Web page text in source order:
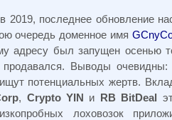
в 2019, последнее обновление
очередь доменное имя
адресу был запущен осенью
Выводы очевидны:
потенциальных жертв.
, Crypto YIN и RB BitDeal
лоховозок